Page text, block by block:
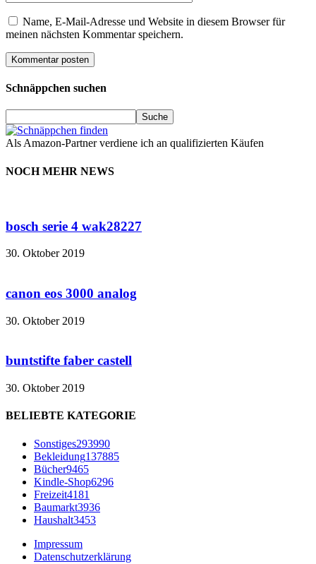
Name, E-Mail-Adresse und Website in diesem Browser für
meinen nächsten Kommentar speichern.
Schnäppchen suchen
Als Amazon-Partner verdiene ich an qualifizierten Käufen
NOCH MEHR NEWS
bosch serie 4 wak28227
30. Oktober 2019
canon eos 3000 analog
30. Oktober 2019
buntstifte faber castell
30. Oktober 2019
BELIEBTE KATEGORIE
Sonstiges293990
Bekleidung137885
Bücher9465
Kindle-Shop6296
Freizeit4181
Baumarkt3936
Haushalt3453
Impressum
Datenschutzerklärung